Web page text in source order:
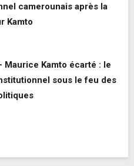
camerounais après la
Kamto
Maurice Kamto écarté : le
sous le feu des